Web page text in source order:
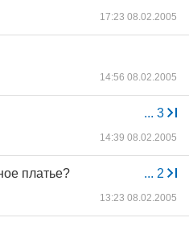
17:23 08.02.2005
14:56 08.02.2005
... 3
14:39 08.02.2005
... 2
платье?
13:23 08.02.2005